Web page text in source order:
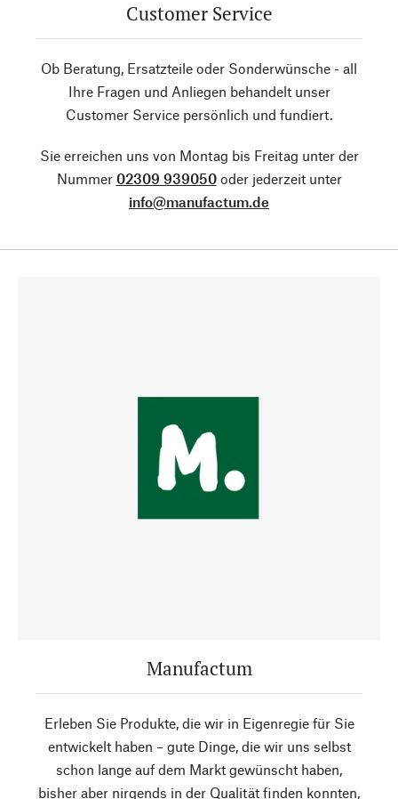
Customer Service
Ob Beratung, Ersatzteile oder Sonderwünsche - all
Ihre Fragen und Anliegen behandelt unser
Customer Service persönlich und fundiert.
Sie erreichen uns von Montag bis Freitag unter der
Nummer 02309 939050oder jederzeit unter
info@manufactum.de
Manufactum
Erleben Sie Produkte, die wir in Eigenregie für Sie
entwickelt haben – gute Dinge, die wir uns selbst
schon lange auf dem Markt gewünscht haben,
bisher aber nirgends in der Qualität finden konnten,